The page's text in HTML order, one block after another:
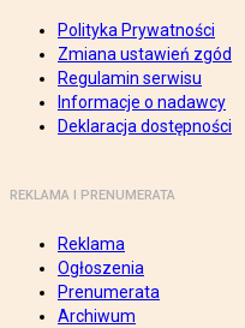
Polityka Prywatności
Zmiana ustawień zgód
Regulamin serwisu
Informacje o nadawcy
Deklaracja dostępności
REKLAMA I PRENUMERATA
Reklama
Ogłoszenia
Prenumerata
Archiwum